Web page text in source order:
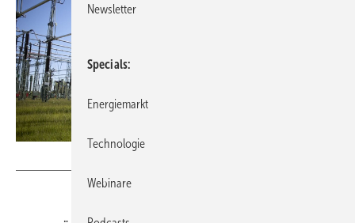
Newsletter
Specials
Energiemarkt
Technologie
Webinare